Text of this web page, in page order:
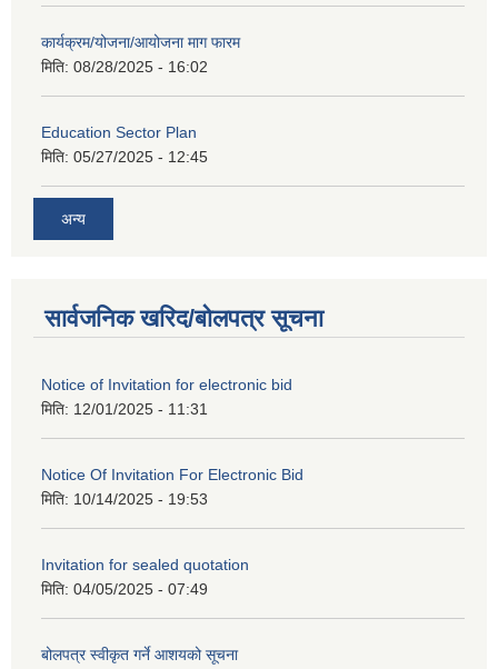
कार्यक्रम/योजना/आयोजना माग फारम
मिति: 08/28/2025 - 16:02
Education Sector Plan
मिति: 05/27/2025 - 12:45
अन्य
सार्वजनिक खरिद/बोलपत्र सूचना
Notice of Invitation for electronic bid
मिति: 12/01/2025 - 11:31
Notice Of Invitation For Electronic Bid
मिति: 10/14/2025 - 19:53
Invitation for sealed quotation
मिति: 04/05/2025 - 07:49
बोलपत्र स्वीकृत गर्ने आशयको सूचना